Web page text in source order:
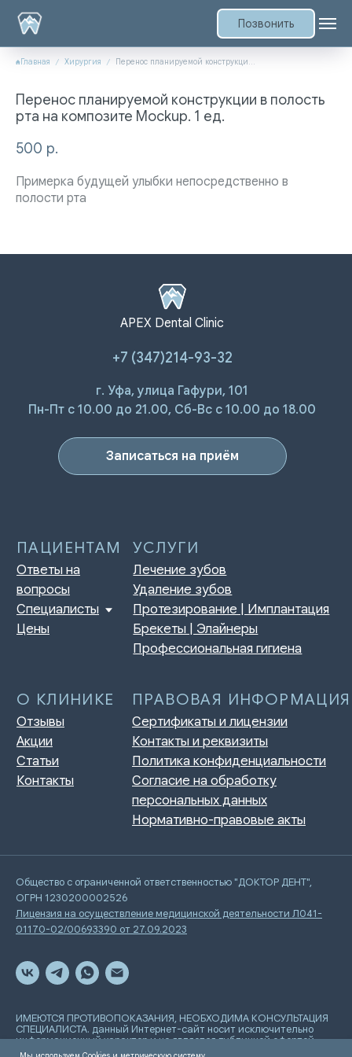
Позвонить
Главная Хирургия Перенос планируемой конструкции в полость рта на композите Mockup. 1 ед.
Перенос планируемой конструкции в полость
рта на композите Mockup. 1 ед.
500 р.
Примерка будущей улыбки непосредственно в
полости рта
APEX Dental Clinic
+7 (347)214-93-32
г. Уфа, улица Гафури, 101
Пн-Пт с 10.00 до 21.00, Сб-Вс с 10.00 до 18.00
Записаться на приём
Ответы на
УСЛУГИ
Лечение зубов
Протезирование | Имплантация
Брекеты | Элайнеры
Профессиональная гигиена
Статьи
Контакты
Политика конфиденциальности
персональных данных
Нормативно-правовые акты
Общество с ограниченной ответственностью "ДОКТОР ДЕНТ",
ОГРН 1230200002526
Лицензия на осуществление медицинской деятельности Л041-
01170-02/00693390 от 27.09.2023
ИМЕЮТСЯ ПРОТИВОПОКАЗАНИЯ, НЕОБХОДИМА КОНСУЛЬТАЦИЯ
СПЕЦИАЛИСТА. данный Интернет-сайт носит исключительно
информационный характер и не является публичной офертой,
определяемой положениями Статьи 437 Гражданского